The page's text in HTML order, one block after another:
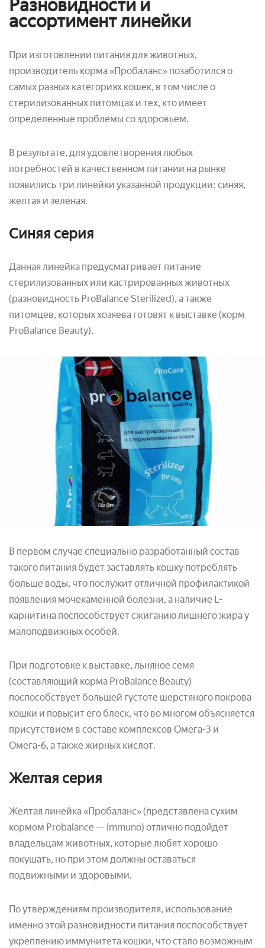
Разновидности и
ассортимент линейки
При изготовлении питания для животных,
производитель корма «Пробаланс» позаботился о
самых разных категориях кошек, в том числе о
стерилизованных питомцах и тех, кто имеет
определенные проблемы со здоровьем.
В результате, для удовлетворения любых
потребностей в качественном питании на рынке
появились три линейки указанной продукции: синяя,
желтая и зеленая.
Синяя серия
Данная линейка предусматривает питание
стерилизованных или кастрированных животных
(разновидность ProBalance Sterilized), а также
питомцев, которых хозяева готовят к выставке (корм
ProBalance Beauty).
В первом случае специально разработанный состав
такого питания будет заставлять кошку потреблять
больше воды, что послужит отличной профилактикой
появления мочекаменной болезни, а наличие L-
карнитина поспособствует сжиганию лишнего жира у
малоподвижных особей.
При подготовке к выставке, льняное семя
(составляющий корма ProBalance Beauty)
поспособствует большей густоте шерстяного покрова
кошки и повысит его блеск, что во многом объясняется
присутствием в составе комплексов Омега-3 и
Омега-6, а также жирных кислот.
Желтая серия
Желтая линейка «Пробаланс» (представлена сухим
кормом Probalance — Immuno) отлично подойдет
владельцам животных, которые любят хорошо
покушать, но при этом должны оставаться
подвижными и здоровыми.
По утверждениям производителя, использование
именно этой разновидности питания поспособствует
укреплению иммунитета кошки, что стало возможным